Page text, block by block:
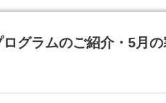
ログラムのご紹介・5月